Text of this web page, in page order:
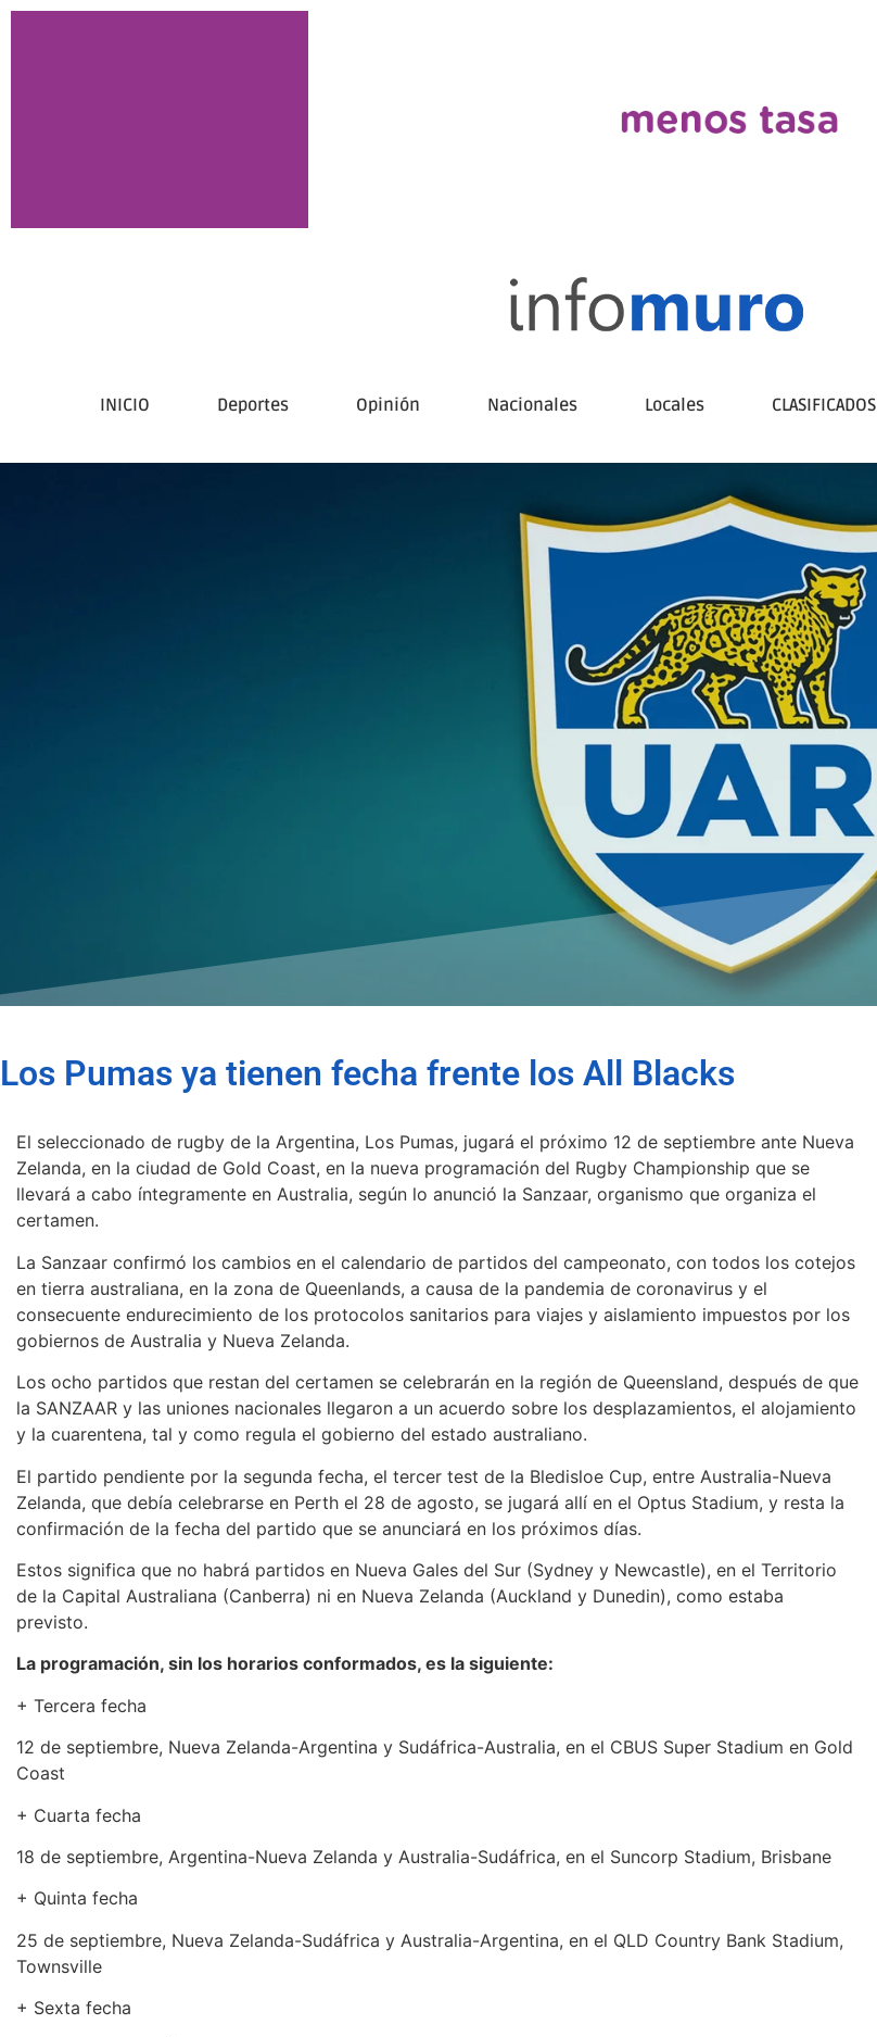
INICIO Deportes Opinión Nacionales Locales CLASIFICADOS
Los Pumas ya tienen fecha frente los All Blacks
El seleccionado de rugby de la Argentina, Los Pumas, jugará el próximo 12 de septiembre ante Nueva
Zelanda, en la ciudad de Gold Coast, en la nueva programación del Rugby Championship que se
llevará a cabo íntegramente en Australia, según lo anunció la Sanzaar, organismo que organiza el
certamen.
La Sanzaar confirmó los cambios en el calendario de partidos del campeonato, con todos los cotejos
en tierra australiana, en la zona de Queenlands, a causa de la pandemia de coronavirus y el
consecuente endurecimiento de los protocolos sanitarios para viajes y aislamiento impuestos por los
gobiernos de Australia y Nueva Zelanda.
Los ocho partidos que restan del certamen se celebrarán en la región de Queensland, después de que
la SANZAAR y las uniones nacionales llegaron a un acuerdo sobre los desplazamientos, el alojamiento
y la cuarentena, tal y como regula el gobierno del estado australiano.
El partido pendiente por la segunda fecha, el tercer test de la Bledisloe Cup, entre Australia-Nueva
Zelanda, que debía celebrarse en Perth el 28 de agosto, se jugará allí en el Optus Stadium, y resta la
confirmación de la fecha del partido que se anunciará en los próximos días.
Estos significa que no habrá partidos en Nueva Gales del Sur (Sydney y Newcastle), en el Territorio
de la Capital Australiana (Canberra) ni en Nueva Zelanda (Auckland y Dunedin), como estaba
previsto.
La programación, sin los horarios conformados, es la siguiente:
+ Tercera fecha
12 de septiembre, Nueva Zelanda-Argentina y Sudáfrica-Australia, en el CBUS Super Stadium en Gold
Coast
+ Cuarta fecha
18 de septiembre, Argentina-Nueva Zelanda y Australia-Sudáfrica, en el Suncorp Stadium, Brisbane
+ Quinta fecha
25 de septiembre, Nueva Zelanda-Sudáfrica y Australia-Argentina, en el QLD Country Bank Stadium,
Townsville
+ Sexta fecha